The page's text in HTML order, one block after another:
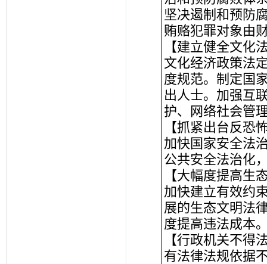
坚决遏制和预防
贿赂犯罪对象由
【建立健全文化
文化经济政策法
度规范。制定国
出人士。加强互
护、网络社会管
【抓紧出台反恐
加快国家安全法
公共安全法治化
【大幅度提高生
加快建立有效约
展的生态文明法
度提高违法成本
【行政机关不得
有法律法规依据